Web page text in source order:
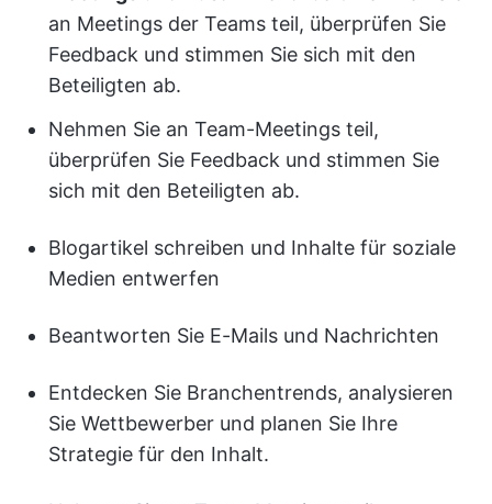
an Meetings der Teams teil, überprüfen Sie
Feedback und stimmen Sie sich mit den
Beteiligten ab.
Nehmen Sie an Team-Meetings teil,
überprüfen Sie Feedback und stimmen Sie
sich mit den Beteiligten ab.
Blogartikel schreiben und Inhalte für soziale
Medien entwerfen
Beantworten Sie E-Mails und Nachrichten
Entdecken Sie Branchentrends, analysieren
Sie Wettbewerber und planen Sie Ihre
Strategie für den Inhalt.